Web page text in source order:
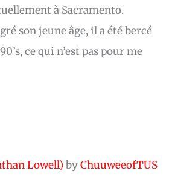
à Sacramento.
son jeune âge, il a été bercé
ce qui n’est pas pour me
Lowell)byChuuweeofTUS